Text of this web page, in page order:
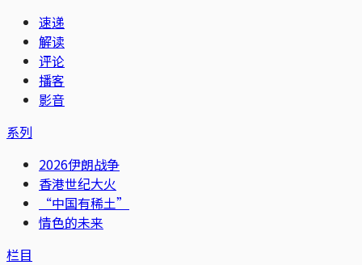
速递
解读
评论
播客
影音
系列
2026伊朗战争
香港世纪大火
“中国有稀土”
情色的未来
栏目